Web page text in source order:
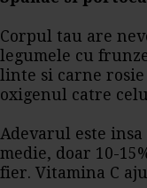
Corpul tau are
legumele cu
linte si carne
oxigenul catre
Adevarul este
medie, doar 10-
fier. Vitamina C